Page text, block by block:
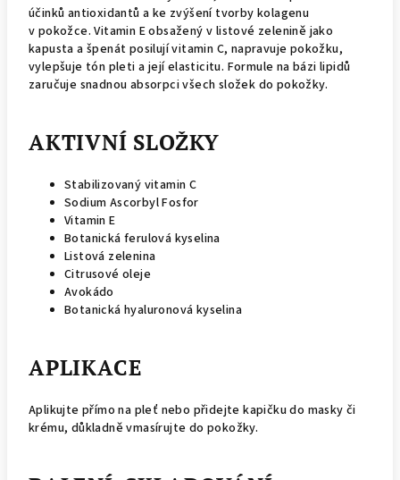
účinků antioxidantů a ke zvýšení tvorby kolagenu
v pokožce. Vitamin E obsažený v listové zelenině jako
kapusta a špenát posilují vitamin C, napravuje pokožku,
vylepšuje tón pleti a její elasticitu. Formule na bázi lipidů
zaručuje snadnou absorpci všech složek do pokožky.
AKTIVNÍ SLOŽKY
Stabilizovaný vitamin C
Sodium Ascorbyl Fosfor
Vitamin E
Botanická ferulová kyselina
Listová zelenina
Citrusové oleje
Avokádo
Botanická hyaluronová kyselina
APLIKACE
Aplikujte přímo na pleť nebo přidejte kapičku do masky či
krému, důkladně vmasírujte do pokožky.